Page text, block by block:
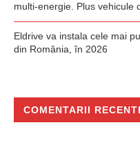
multi-energie. Plus vehicule
Eldrive va instala cele mai
din România, în 2026
COMENTARII